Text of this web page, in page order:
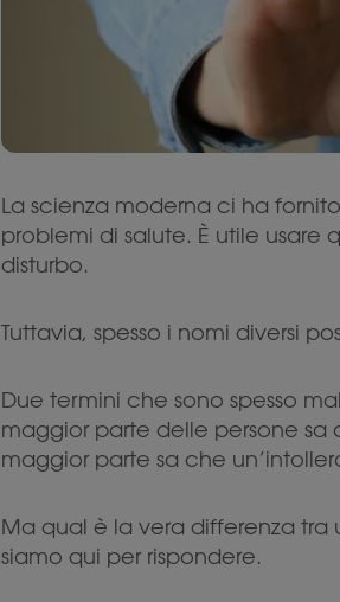
La scienza moderna ci ha
problemi di salute. È utile
disturbo.
Tuttavia, spesso i nomi diversi
Due termini che sono spesso
maggior parte delle persone sa
maggior parte sa che
Ma qual è la vera differenza tra
siamo qui per rispondere.